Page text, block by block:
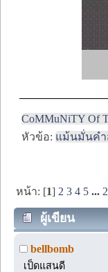
CoMMuNiTY Of
หัวข้อ: แม้นมั่นคำ
หน้า: [1] 2 3 4 5 ...
ผู้เขียน
bellbomb
เป็ดแสนดี